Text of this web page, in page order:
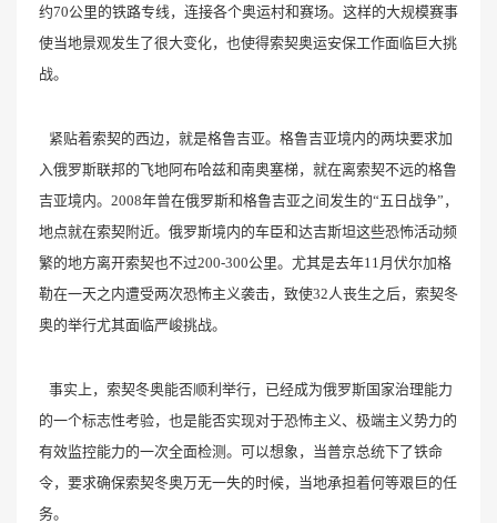
约70公里的铁路专线，连接各个奥运村和赛场。这样的大规模赛事
使当地景观发生了很大变化，也使得索契奥运安保工作面临巨大挑
战。
紧贴着索契的西边，就是格鲁吉亚。格鲁吉亚境内的两块要求加
入俄罗斯联邦的飞地阿布哈兹和南奥塞梯，就在离索契不远的格鲁
吉亚境内。2008年曾在俄罗斯和格鲁吉亚之间发生的“五日战争”，
地点就在索契附近。俄罗斯境内的车臣和达吉斯坦这些恐怖活动频
繁的地方离开索契也不过200-300公里。尤其是去年11月伏尔加格
勒在一天之内遭受两次恐怖主义袭击，致使32人丧生之后，索契冬
奥的举行尤其面临严峻挑战。
事实上，索契冬奥能否顺利举行，已经成为俄罗斯国家治理能力
的一个标志性考验，也是能否实现对于恐怖主义、极端主义势力的
有效监控能力的一次全面检测。可以想象，当普京总统下了铁命
令，要求确保索契冬奥万无一失的时候，当地承担着何等艰巨的任
务。